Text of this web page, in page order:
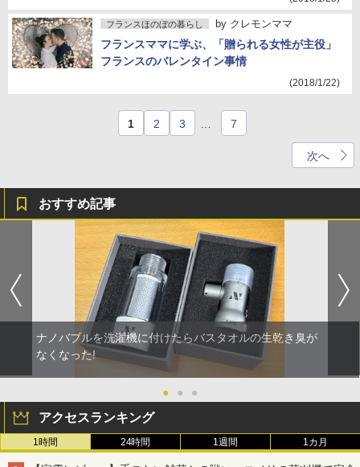
フランスほのぼの暮らし by クレモンママ
フランスママに学ぶ、「贈られる女性が主役」
フランスのバレンタイン事情
(2018/1/22)
1 2 3 7
次へ
おすすめ記事
ナノバブルを洗濯機に付けたらバスタオルの生乾き臭が
なくなった!
● ● ●
アクセスランキング
1時間 24時間 1週間 1カ月